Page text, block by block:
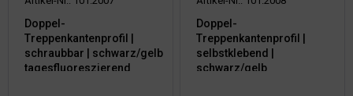
Doppel-
Treppenkantenprofil |
schraubbar | schwarz/gelb
tagesfluoreszierend
Doppel-
Treppenkantenprofil |
selbstklebend |
schwarz/gelb